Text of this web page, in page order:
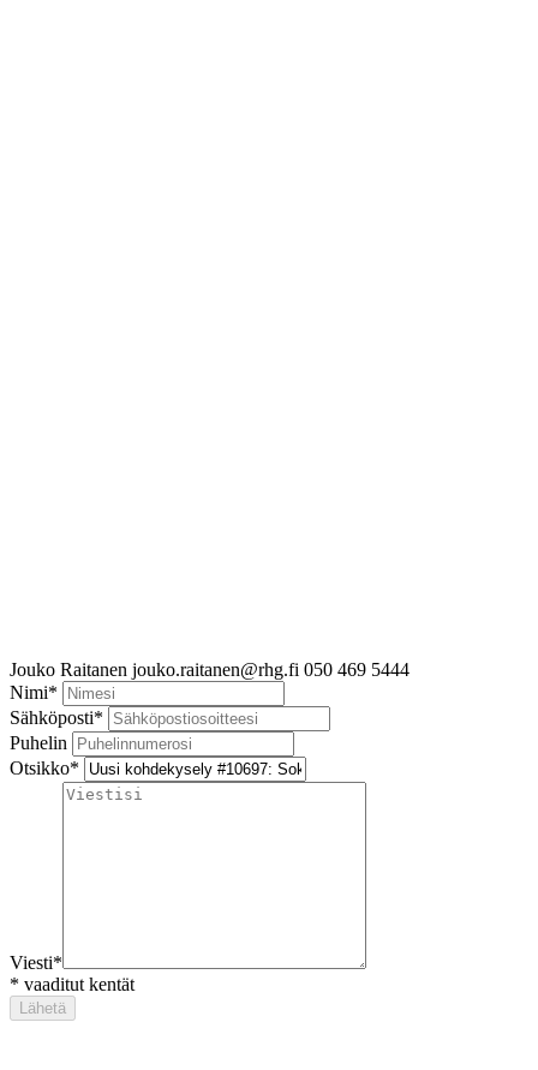
Jouko Raitanen jouko.raitanen@rhg.fi 050 469 5444
Nimi*
Sähköposti*
Puhelin
Otsikko*
Viesti*
* vaaditut kentät